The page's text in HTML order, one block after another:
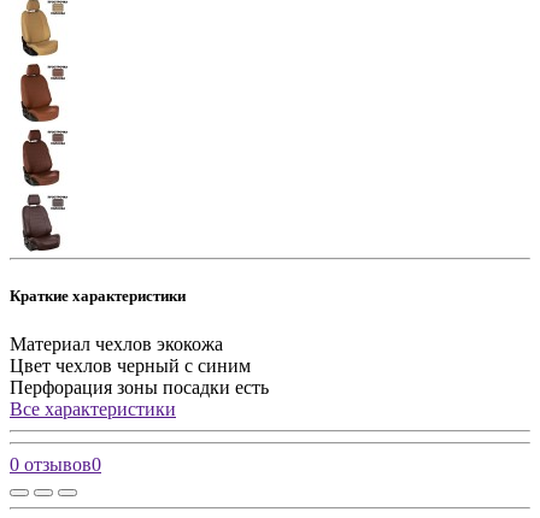
Краткие характеристики
Материал чехлов экокожа
Цвет чехлов черный с синим
Перфорация зоны посадки есть
Все характеристики
0 отзывов0